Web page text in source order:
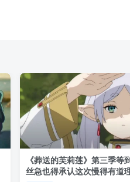
《葬送的芙莉莲》第三季等
丝急也得承认这次慢得有道